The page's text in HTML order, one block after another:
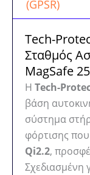
(GPSR)
Tech-
Σταθμός
MagSafe
Η Tech-
βάση
σύστημα
φόρτισης
Qi2.2,
Σχεδιασμένη